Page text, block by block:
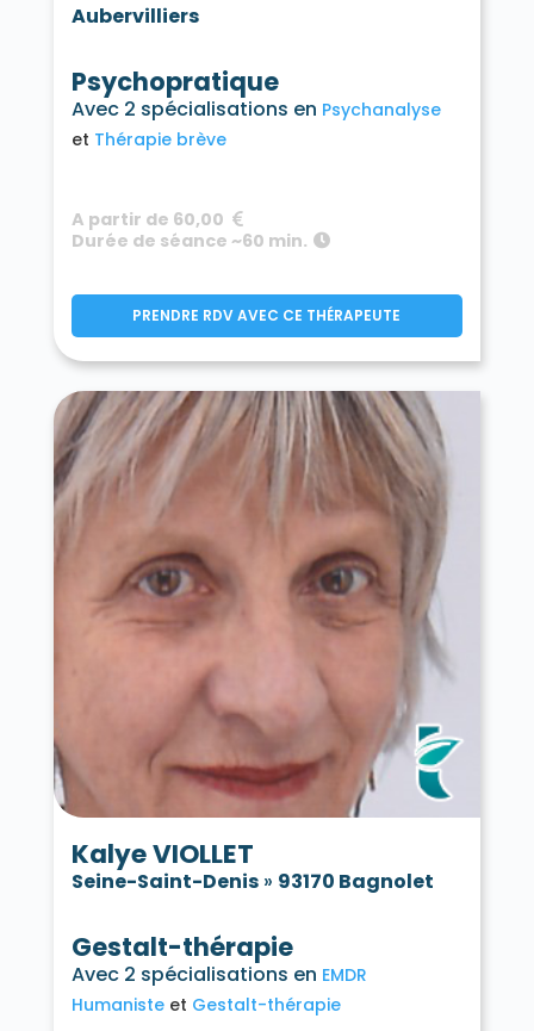
Aubervilliers
Psychopratique
Avec 2 spécialisations en Psychanalyse
Thérapie brève
A partir de 60,00
Durée de séance ~60 min.
PRENDRE RDV AVEC CE THÉRAPEUTE
Kalye VIOLLET
Seine-Saint-Denis» 93170 Bagnolet
Gestalt-thérapie
Avec 2 spécialisations en EMDR
Humaniste
Gestalt-thérapie